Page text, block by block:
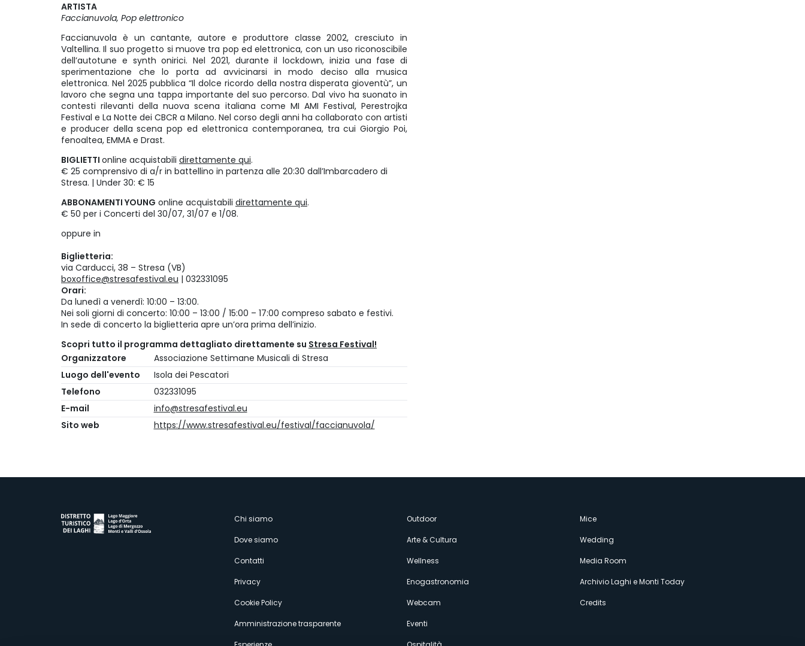
ARTISTA
Faccianuvola, Pop elettronico
Faccianuvola è un cantante, autore e produttore classe 2002, cresciuto in
Valtellina. Il suo progetto si muove tra pop ed elettronica, con un uso riconoscibile
dell’autotune e synth onirici. Nel 2021, durante il lockdown, inizia una fase di
sperimentazione che lo porta ad avvicinarsi in modo deciso alla musica
elettronica. Nel 2025 pubblica “Il dolce ricordo della nostra disperata gioventù”, un
lavoro che segna una tappa importante del suo percorso. Dal vivo ha suonato in
contesti rilevanti della nuova scena italiana come MI AMI Festival, Perestrojka
Festival e La Notte dei CBCR a Milano. Nel corso degli anni ha collaborato con artisti
e producer della scena pop ed elettronica contemporanea, tra cui Giorgio Poi,
fenoaltea, EMMA e Drast.
BIGLIETTI online acquistabili direttamente qui.
€ 25 comprensivo di a/r in battellino in partenza alle 20:30 dall’Imbarcadero di
Stresa. | Under 30: € 15
ABBONAMENTI YOUNG online acquistabili direttamente qui.
€ 50 per i Concerti del 30/07, 31/07 e 1/08.
oppure in
Biglietteria:
via Carducci, 38 – Stresa (VB)
boxoffice@stresafestival.eu | 032331095
Orari:
Da lunedì a venerdì: 10:00 – 13:00.
Nei soli giorni di concerto: 10:00 – 13:00 / 15:00 – 17:00 compreso sabato e festivi.
In sede di concerto la biglietteria apre un’ora prima dell’inizio.
Scopri tutto il programma dettagliato direttamente su Stresa Festival!
Organizzatore
Associazione Settimane Musicali di Stresa
Luogo dell'evento
Isola dei Pescatori
Telefono
032331095
E-mail
info@stresafestival.eu
Sito web
https://www.stresafestival.eu/festival/faccianuvola/
Menù
secondario
Chi siamo
Dove siamo
Contatti
Privacy
Cookie Policy
Amministrazione trasparente
Outdoor
Arte & Cultura
Wellness
Enogastronomia
Webcam
Eventi
Mice
Wedding
Media Room
Archivio Laghi e Monti Today
Credits